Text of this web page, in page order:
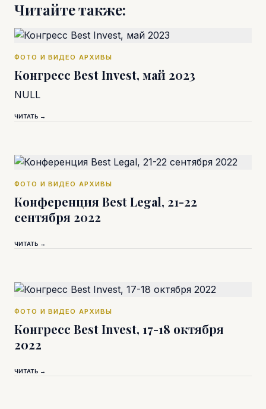
Читайте также:
ФОТО И ВИДЕО АРХИВЫ
Конгресс Best Invest, май 2023
NULL
ЧИТАТЬ →
ФОТО И ВИДЕО АРХИВЫ
Конференция Best Legal, 21-22
сентября 2022
ЧИТАТЬ →
ФОТО И ВИДЕО АРХИВЫ
Конгресс Best Invest, 17-18 октября
2022
ЧИТАТЬ →